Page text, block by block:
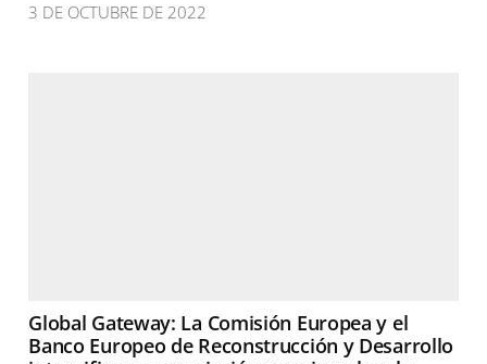
3 DE OCTUBRE DE 2022
Global Gateway: La Comisión Europea y el
Banco Europeo de Reconstrucción y Desarrollo